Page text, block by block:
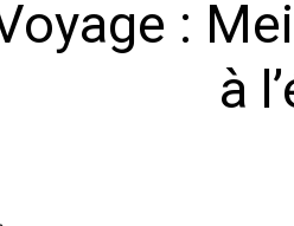
:
à